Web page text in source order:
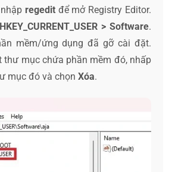
regeditđể mở Registry Editor.
HKEY_CURRENT_USER > Software.
mềm/ứng dụng đã gỡ cài đặt.
thư mục chứa phần mềm đó, nhấp
mục đó và chọn Xóa.